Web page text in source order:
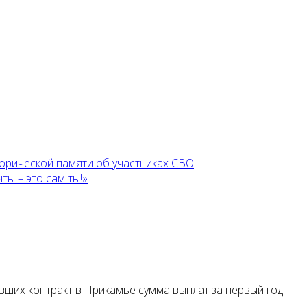
памяти об участниках СВО
– это сам ты!»
контракт в Прикамье сумма выплат за первый год